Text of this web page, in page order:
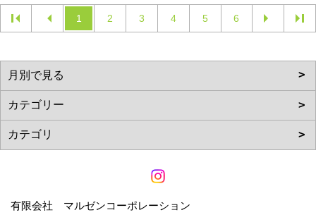
1 2 3 4 5 6
有限会社 マルゼンコーポレーション